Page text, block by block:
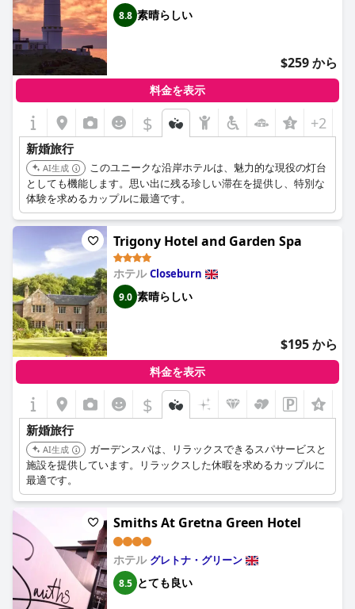
8.8 素晴らしい
$259 から
料金を表示
$ +2
新婚旅行
AI生成
このユニークな沿岸ホテルは、魅力的な現役の灯台
としても機能します。思い出に残る珍しい滞在を提供し、特別な
体験を求めるカップルに最適です。
Trigony Hotel and Garden Spa
ホテルCloseburn
9.0 素晴らしい
$195 から
料金を表示
$
新婚旅行
AI生成
ガーデンスパは、リラックスできるスパサービスと
施設を提供しています。リラックスした休暇を求めるカップルに
最適です。
Smiths At Gretna Green Hotel
ホテル グレトナ・グリーン
8.5 とても良い